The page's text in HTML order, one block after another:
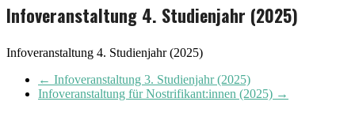
Infoveranstaltung 4. Studienjahr (2025)
Infoveranstaltung 4. Studienjahr (2025)
← Infoveranstaltung 3. Studienjahr (2025)
Infoveranstaltung für Nostrifikant:innen (2025) →